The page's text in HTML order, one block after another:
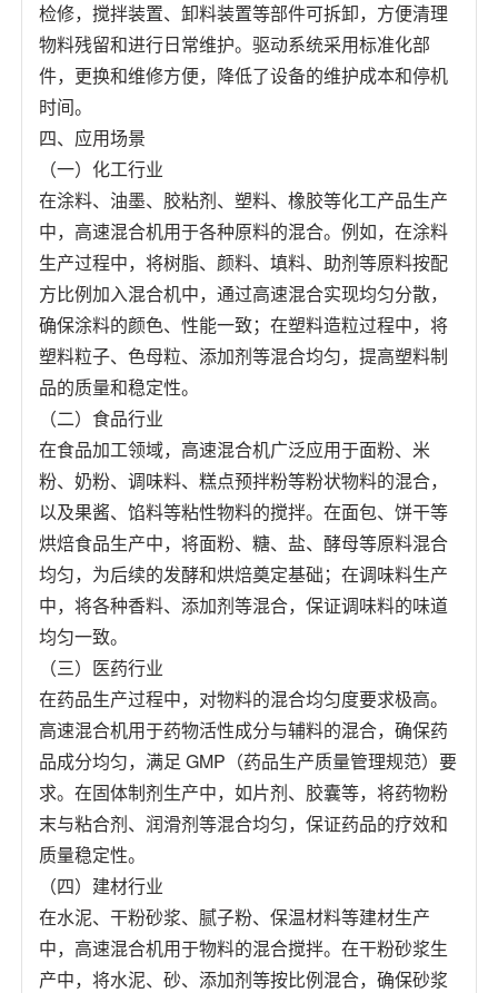
检修，搅拌装置、卸料装置等部件可拆卸，方便清理
物料残留和进行日常维护。驱动系统采用标准化部
件，更换和维修方便，降低了设备的维护成本和停机
时间。
四、应用场景
（一）化工行业
在涂料、油墨、胶粘剂、塑料、橡胶等化工产品生产
中，高速混合机用于各种原料的混合。例如，在涂料
生产过程中，将树脂、颜料、填料、助剂等原料按配
方比例加入混合机中，通过高速混合实现均匀分散，
确保涂料的颜色、性能一致；在塑料造粒过程中，将
塑料粒子、色母粒、添加剂等混合均匀，提高塑料制
品的质量和稳定性。
（二）食品行业
在食品加工领域，高速混合机广泛应用于面粉、米
粉、奶粉、调味料、糕点预拌粉等粉状物料的混合，
以及果酱、馅料等粘性物料的搅拌。在面包、饼干等
烘焙食品生产中，将面粉、糖、盐、酵母等原料混合
均匀，为后续的发酵和烘焙奠定基础；在调味料生产
中，将各种香料、添加剂等混合，保证调味料的味道
均匀一致。
（三）医药行业
在药品生产过程中，对物料的混合均匀度要求极高。
高速混合机用于药物活性成分与辅料的混合，确保药
品成分均匀，满足 GMP（药品生产质量管理规范）要
求。在固体制剂生产中，如片剂、胶囊等，将药物粉
末与粘合剂、润滑剂等混合均匀，保证药品的疗效和
质量稳定性。
（四）建材行业
在水泥、干粉砂浆、腻子粉、保温材料等建材生产
中，高速混合机用于物料的混合搅拌。在干粉砂浆生
产中，将水泥、砂、添加剂等按比例混合，确保砂浆